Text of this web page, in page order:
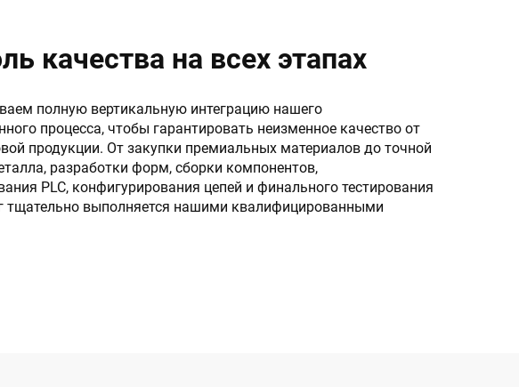
качества на всех этапах
полную вертикальную интеграцию нашего
процесса, чтобы гарантировать неизменное качество от
продукции. От закупки премиальных материалов до точной
разработки форм, сборки компонентов,
PLC, конфигурирования цепей и финального тестирования
выполняется нашими квалифицированными